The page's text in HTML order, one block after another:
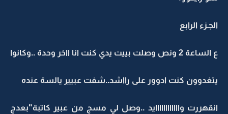
الجـزء الرابع
ع الساعة 2 ونص وصلت بييت يدي كنت انا ااخر وحدة ..وكانوا
يتغدوون كنت ادوور على رااشد..شفت عبيير يالسة عنده
انقهررت واااااااااااايد ..وصل لي مسج من عبير كاتبة"بعدج